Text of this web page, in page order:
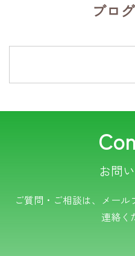
ブロ
お問
ご質問・ご相談は、メー
連絡く
電話での